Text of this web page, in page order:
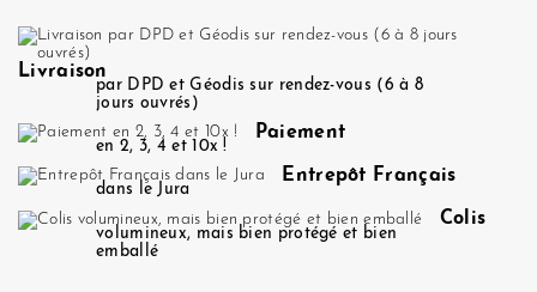
Livraison
par DPD et Géodis sur rendez-vous (6 à 8
jours ouvrés)
Paiement
en 2, 3, 4 et 10x !
Entrepôt Français
dans le Jura
Colis
volumineux, mais bien protégé et bien
emballé